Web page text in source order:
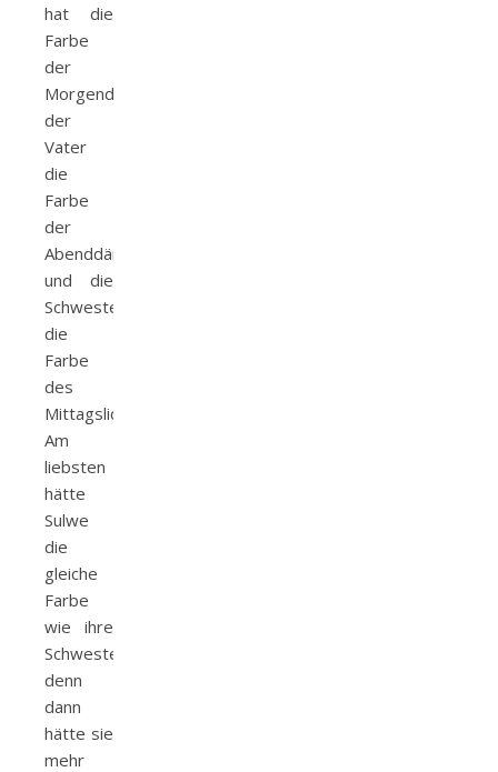
hat die
Farbe
der
Morgendämmerung,
der
Vater
die
Farbe
der
Abenddämmerung
und die
Schwester
die
Farbe
des
Mittagslichts.
Am
liebsten
hätte
Sulwe
die
gleiche
Farbe
wie ihre
Schwester,
denn
dann
hätte sie
mehr